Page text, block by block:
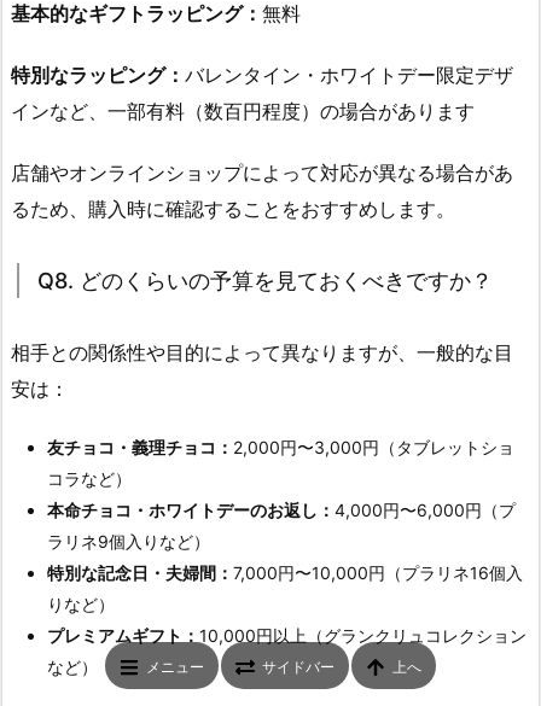
基本的なギフトラッピング： 無料
特別なラッピング： バレンタイン・ホワイトデー限定デザ
インなど、一部有料（数百円程度）の場合があります
店舗やオンラインショップによって対応が異なる場合があ
るため、購入時に確認することをおすすめします。
Q8. どのくらいの予算を見ておくべきですか？
相手との関係性や目的によって異なりますが、一般的な目
安は：
友チョコ・義理チョコ： 2,000円〜3,000円（タブレットショ
コラなど）
本命チョコ・ホワイトデーのお返し： 4,000円〜6,000円（プ
ラリネ9個入りなど）
特別な記念日・夫婦間： 7,000円〜10,000円（プラリネ16個入
りなど）
プレミアムギフト： 10,000円以上（グランクリュコレクション
など）
メニュー サイドバー 上へ